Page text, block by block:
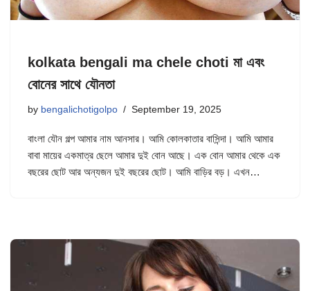
kolkata bengali ma chele choti মা এবং
বোনের সাথে যৌনতা
by bengalichotigolpo September 19, 2025
বাংলা যৌন গল্প আমার নাম আনসার। আমি কোলকাতার বাসিন্দা। আমি আমার
বাবা মায়ের একমাত্র ছেলে আমার দুই বোন আছে। এক বোন আমার থেকে এক
বছরের ছোট আর অন্যজন দুই বছরের ছোট। আমি বাড়ির বড়। এখন…